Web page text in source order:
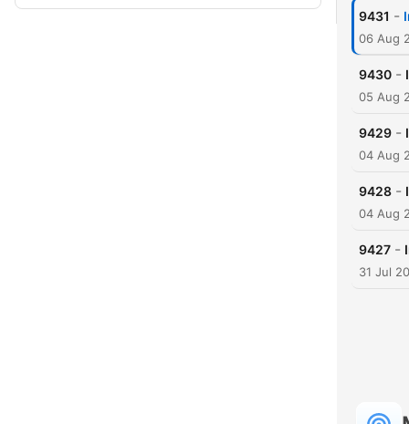
9431 -
06 Aug
9430 -
05 Aug
9429 -
04 Aug
9428 -
04 Aug
9427 -
31 Jul